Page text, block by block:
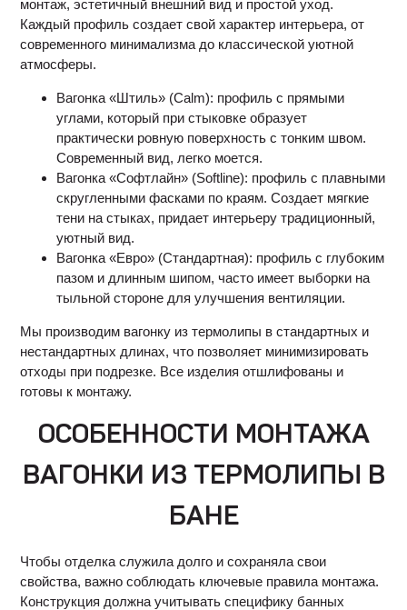
монтаж, эстетичный внешний вид и простой уход.
Каждый профиль создает свой характер интерьера, от
современного минимализма до классической уютной
атмосферы.
Вагонка «Штиль» (Calm): профиль с прямыми
углами, который при стыковке образует
практически ровную поверхность с тонким швом.
Современный вид, легко моется.
Вагонка «Софтлайн» (Softline): профиль с плавными
скругленными фасками по краям. Создает мягкие
тени на стыках, придает интерьеру традиционный,
уютный вид.
Вагонка «Евро» (Стандартная): профиль с глубоким
пазом и длинным шипом, часто имеет выборки на
тыльной стороне для улучшения вентиляции.
Мы производим вагонку из термолипы в стандартных и
нестандартных длинах, что позволяет минимизировать
отходы при подрезке. Все изделия отшлифованы и
готовы к монтажу.
ОСОБЕННОСТИ МОНТАЖА
ВАГОНКИ ИЗ ТЕРМОЛИПЫ В
БАНЕ
Чтобы отделка служила долго и сохраняла свои
свойства, важно соблюдать ключевые правила монтажа.
Конструкция должна учитывать специфику банных